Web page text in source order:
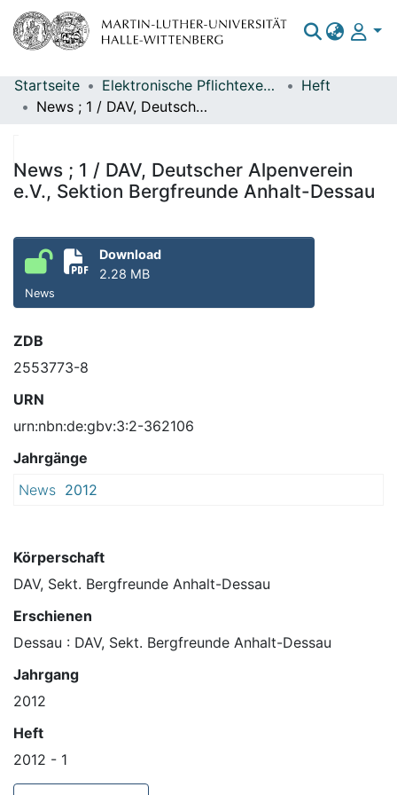
Bereiche & Sammlungen
Statistiken
Startseite Elektronische Pflichtexemplare
Heft
News ; 1 / DAV, Deutscher Alpenverein e.V., Sektion Bergfreunde Anhalt-Dessau
News ; 1 / DAV, Deutscher Alpenverein
e.V., Sektion Bergfreunde Anhalt-Dessau
Download
2.28 MB
News
ZDB
2553773-8
URN
urn:nbn:de:gbv:3:2-362106
Jahrgänge
News 2012
Körperschaft
DAV, Sekt. Bergfreunde Anhalt-Dessau
Erschienen
Dessau : DAV, Sekt. Bergfreunde Anhalt-Dessau
Jahrgang
2012
Heft
2012 - 1